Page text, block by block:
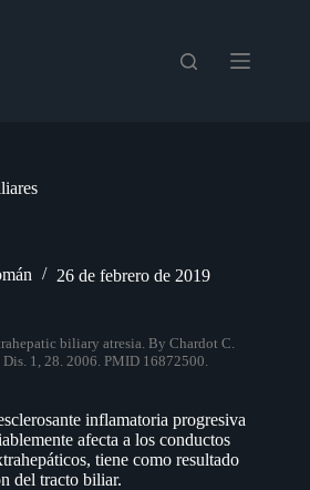
26 de febrero de 2019
biliary atresia. By Chardot C.
1, 28. 2006. PMID 16872500.
inflamatoria progresiva
afecta a los conductos
tiene como resultado
del tracto biliar.